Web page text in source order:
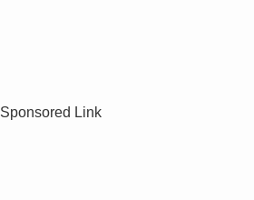
Sponsored Link